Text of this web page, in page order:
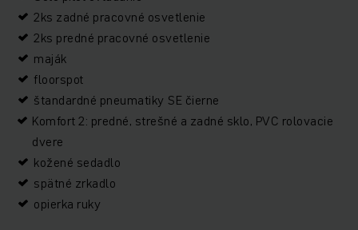
2ks zadné pracovné osvetlenie
2ks predné pracovné osvetlenie
maják
floorspot
štandardné pneumatiky SE čierne
Komfort 2: predné, strešné a zadné sklo, PVC rolovacie
dvere
kožené sedadlo
spätné zrkadlo
opierka ruky